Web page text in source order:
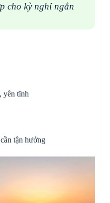
cho kỳ nghỉ ngắn
yên tĩnh
tận hưởng